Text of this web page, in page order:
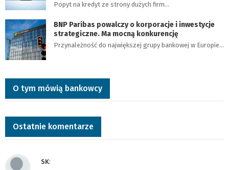
Popyt na kredyt ze strony dużych firm…
BNP Paribas powalczy o korporacje i inwestycje
strategiczne. Ma mocną konkurencję
Przynależność do największej grupy bankowej w Europie…
O tym mówią bankowcy
Ostatnie komentarze
SK: